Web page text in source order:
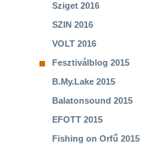
Sziget 2016
SZIN 2016
VOLT 2016
Fesztiválblog 2015
B.My.Lake 2015
Balatonsound 2015
EFOTT 2015
Fishing on Orfű 2015